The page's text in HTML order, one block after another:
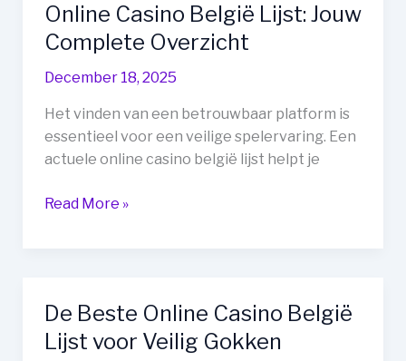
Gids
naar
en
Vrijheid
Online Casino België Lijst: Jouw
Complete Overzicht
December 18, 2025
Het vinden van een betrouwbaar platform is
essentieel voor een veilige spelervaring. Een
actuele online casino belgië lijst helpt je
Online
Complete
Overzicht
Read More »
De Beste Online Casino België
Lijst voor Veilig Gokken